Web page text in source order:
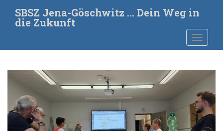
t
SBSZ Jena-Göschwitz … Dein Weg in
die Zukunft